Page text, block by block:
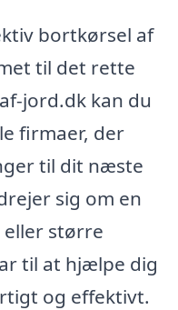
bortkørsel af
til det rette
jord.dk kan du
firmaer, der
til dit næste
sig om en
større
til at hjælpe dig
og effektivt.